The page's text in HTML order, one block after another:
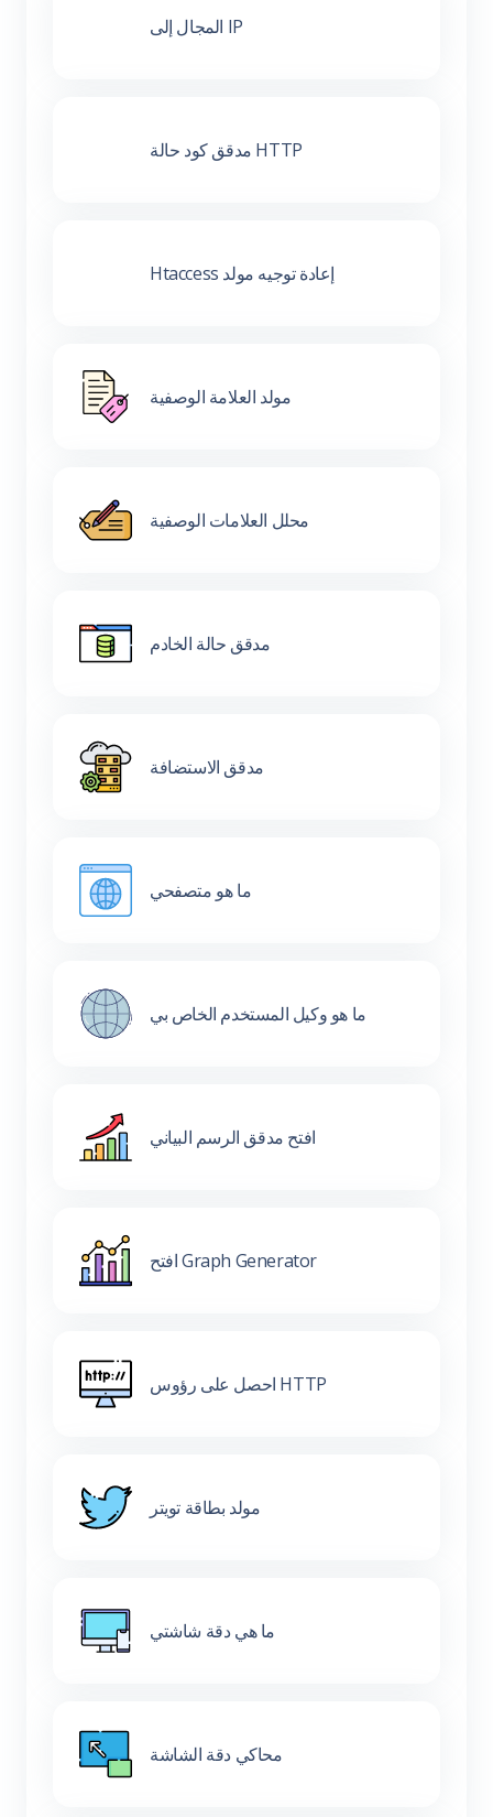
المجال إلى IP
مدقق كود حالة HTTP
Htaccess إعادة توجيه مولد
مولد العلامة الوصفية
محلل العلامات الوصفية
مدقق حالة الخادم
مدقق الاستضافة
ما هو متصفحي
ما هو وكيل المستخدم الخاص بي
افتح مدقق الرسم البياني
افتح Graph Generator
احصل على رؤوس HTTP
مولد بطاقة تويتر
ما هي دقة شاشتي
محاكي دقة الشاشة